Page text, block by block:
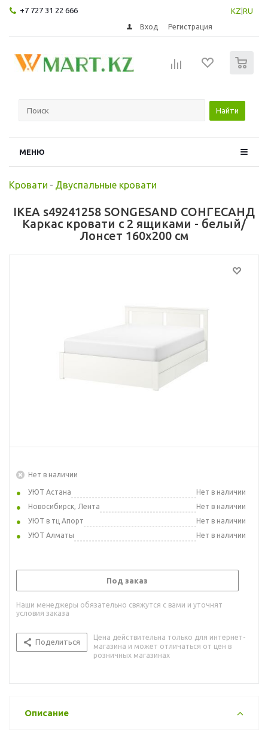
+7 727 31 22 666 KZ RU
Вход Регистрация
Найти
МЕНЮ
Кровати - Двуспальные кровати
IKEA s49241258 SONGESAND СОНГЕСАНД
Каркас кровати с 2 ящиками - белый/
Лонсет 160x200 см
Нет в наличии
УЮТ Астана
Нет в наличии
Новосибирск, Лента
Нет в наличии
УЮТ в тц Апорт
Нет в наличии
УЮТ Алматы
Нет в наличии
Под заказ
Наши менеджеры обязательно свяжутся с вами и уточнят
условия заказа
Поделиться
Цена действительна только для интернет-
магазина и может отличаться от цен в
розничных магазинах
Описание